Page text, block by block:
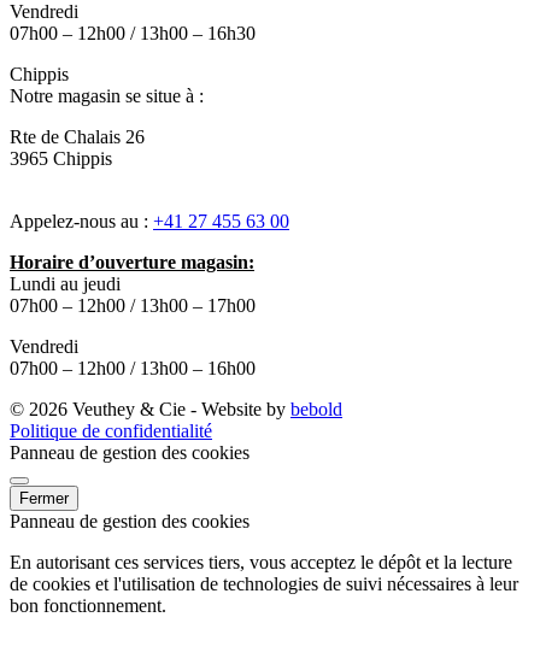
Vendredi
07h00 – 12h00 / 13h00 – 16h30
Chippis
Notre magasin se situe à :
Rte de Chalais 26
3965 Chippis
Appelez-nous au : +41 27 455 63 00
Horaire d’ouverture magasin:
Lundi au jeudi
07h00 – 12h00 / 13h00 – 17h00
Vendredi
07h00 – 12h00 / 13h00 – 16h00
© 2026 Veuthey & Cie - Website by bebold
Politique de confidentialité
Panneau de gestion des cookies
Fermer
Panneau de gestion des cookies
En autorisant ces services tiers, vous acceptez le dépôt et la lecture
de cookies et l'utilisation de technologies de suivi nécessaires à leur
bon fonctionnement.